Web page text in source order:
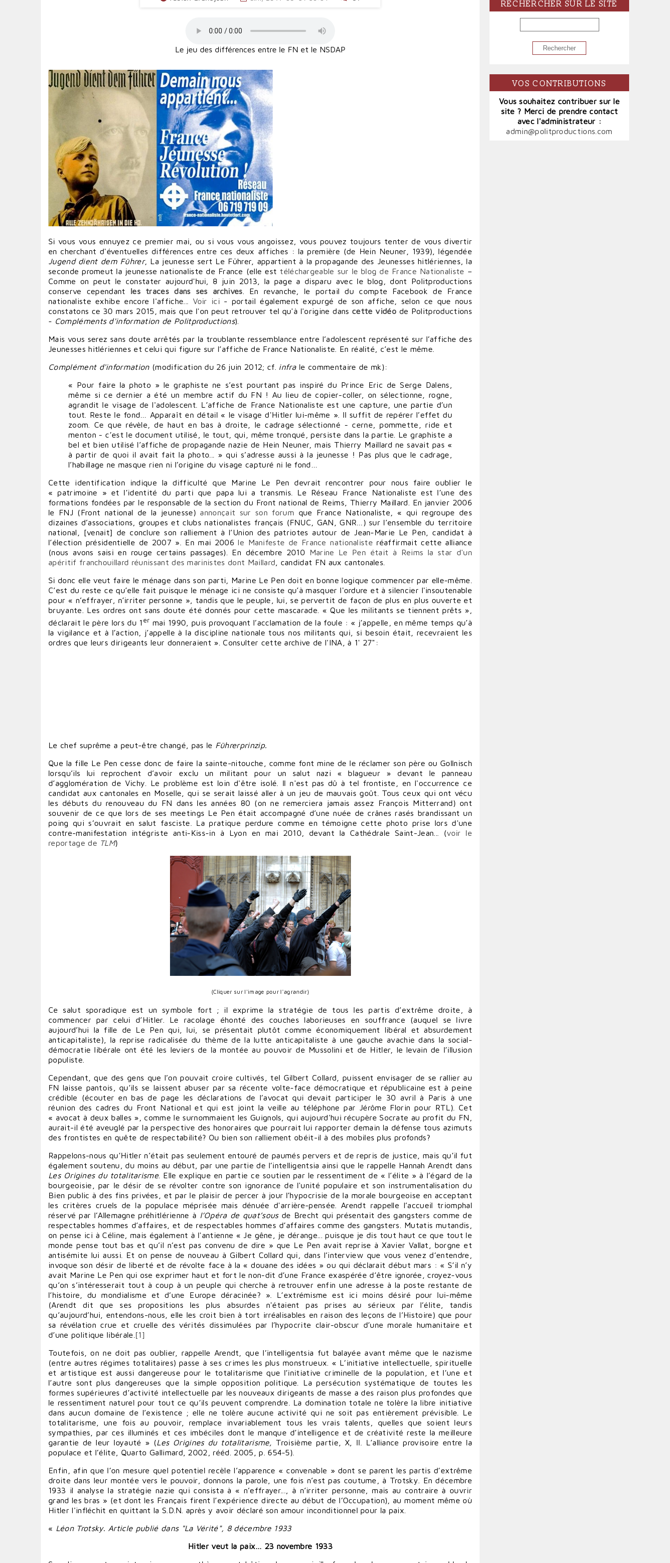
Le jeu des différences entre le FN et le NSDAP
Si vous vous ennuyez ce premier mai, ou si vous vous angoissez, vous pouvez toujours tenter de vous divertir
en cherchant d'éventuelles différences entre ces deux affiches : la première (de Hein Neuner, 1939), légendée
Jugend dient dem Führer, La jeunesse sert Le Führer, appartient à la propagande des Jeunesses hitlériennes, la
seconde promeut la jeunesse nationaliste de France (elle est téléchargeable sur le blog de France Nationaliste –
Comme on peut le constater aujourd'hui, 8 juin 2013, la page a disparu avec le blog, dont Politproductions
conserve cependant les traces dans ses archives . En revanche, le portail du compte Facebook de France
nationaliste exhibe encore l'affiche... Voir ici - portail également expurgé de son affiche, selon ce que nous
constatons ce 30 mars 2015, mais que l'on peut retrouver tel qu'à l'originedans cette vidéo de Politproductions
- Compléments d'information de Politproductions).
Mais vous serez sans doute arrêtés par la troublante ressemblance entre l’adolescent représenté sur l’affiche des
Jeunesses hitlériennes et celui qui figure sur l’affiche de France Nationaliste. En réalité, c’est le même.
Complément d'information(modification du 26 juin 2012; cf. infra le commentaire de mk):
« Pour faire la photo » le graphiste ne s’est pourtant pas inspiré du Prince Eric de Serge Dalens,
même si ce dernier a été un membre actif du FN ! Au lieu de copier-coller, on sélectionne, rogne,
agrandit le visage de l'adolescent. L’affiche de France Nationaliste est une capture, une partie d’un
tout. Reste le fond… Apparaît en détail « le visage d'Hitler lui-même ». Il suffit de repérer l’effet du
zoom. Ce que révèle, de haut en bas à droite, le cadrage sélectionné - cerne, pommette, ride et
menton - c’est le document utilisé, le tout, qui, même tronqué, persiste dans la partie. Le graphiste a
bel et bien utilisé l’affiche de propagande nazie de Hein Neuner, mais Thierry Maillard ne savait pas «
à partir de quoi il avait fait la photo... » qui s’adresse aussi à la jeunesse ! Pas plus que le cadrage,
l’habillage ne masque rien ni l’origine du visage capturé ni le fond…
Cette identification indique la difficulté que Marine Le Pen devrait rencontrer pour nous faire oublier le
« patrimoine » et l’identité du parti que papa lui a transmis. Le Réseau France Nationaliste est l’une des
formations fondées par le responsable de la section du Front national de Reims, Thierry Maillard. En janvier 2006
le FNJ (Front national de la jeunesse)annonçait sur son forum que France Nationaliste, « qui regroupe des
dizaines d’associations, groupes et clubs nationalistes français (FNUC, GAN, GNR…) sur l’ensemble du territoire
national, [venait] de conclure son ralliement à l’Union des patriotes autour de Jean-Marie Le Pen, candidat à
l’élection présidentielle de 2007 ». En mai 2006le Manifeste de France nationaliste réaffirmait cette alliance
(nous avons saisi en rouge certains passages). En décembre 2010 Marine Le Pen était à Reims la star d'un
apéritif franchouillard réunissant des marinistes dont Maillard , candidat FN aux cantonales.
Si donc elle veut faire le ménage dans son parti, Marine Le Pen doit en bonne logique commencer par elle-même.
C’est du reste ce qu’elle fait puisque le ménage ici ne consiste qu’à masquer l'ordure et à silencier l'insoutenable
pour « n’effrayer, n’irriter personne », tandis que le peuple, lui, se pervertit de façon de plus en plus ouverte et
bruyante. Les ordres ont sans doute été donnés pour cette mascarade. « Que les militants se tiennent prêts »,
déclarait le père lors du 1 er mai 1990, puis provoquant l’acclamation de la foule : « j’appelle, en même temps qu’à
la vigilance et à l’action, j’appelle à la discipline nationale tous nos militants qui, si besoin était, recevraient les
ordres que leurs dirigeants leur donneraient ». Consulter cette archive de l'INA, à 1' 27":
Le chef suprême a peut-être changé, pas le Führerprinzip.
Que la fille Le Pen cesse donc de faire la sainte-nitouche, comme font mine de le réclamer son père ouGollnisch
lorsqu’ils lui reprochent d’avoir exclu un militant pour un salut nazi « blagueur » devant le panneau
d’agglomération de Vichy. Le problème est loin d'être isolé. Il n'est pas dû à tel frontiste, en l'occurrence ce
candidat aux cantonales en Moselle, qui se serait laissé aller à un jeu de mauvais goût. Tous ceux qui ont vécu
les débuts du renouveau du FN dans les années 80 (on ne remerciera jamais assez François Mitterrand) ont
souvenir de ce que lors de ses meetings Le Pen était accompagné d’une nuée de crânes rasés brandissant un
poing qui s’ouvrait en salut fasciste. La pratique perdure comme en témoigne cette photo prise lors d'une
contre-manifestation intégriste anti-Kiss-in à Lyon en mai 2010, devant la Cathédrale Saint-Jean... (voir le
reportage de TLM)
(Cliquer sur l'image pour l'agrandir)
Ce salut sporadique est un symbole fort ; il exprime la stratégie de tous les partis d’extrême droite, à
commencer par celui d’Hitler. Le racolage éhonté des couches laborieuses en souffrance (auquel se livre
aujourd’hui la fille de Le Pen qui, lui, se présentait plutôt comme économiquement libéral et absurdement
anticapitaliste), la reprise radicalisée du thème de la lutte anticapitaliste à une gauche avachie dans la social-
démocratie libérale ont été les leviers de la montée au pouvoir de Mussolini et de Hitler, le levain de l’illusion
populiste.
Cependant, que des gens que l’on pouvait croire cultivés, tel Gilbert Collard, puissent envisager de se rallier au
FN laisse pantois, qu’ils se laissent abuser par sa récente volte-face démocratique et républicaine est à peine
crédible (écouter en bas de page les déclarations de l’avocat qui devait participer le 30 avril à Paris à une
réunion des cadres du Front National et qui est joint la veille au téléphone par Jérôme Florin pour RTL). Cet
« avocat à deux balles », comme le surnommaient les Guignols, qui aujourd'hui récupère Socrate au profit du FN,
aurait-il été aveuglé par la perspective des honoraires que pourrait lui rapporter demain la défense tous azimuts
des frontistes en quête de respectabilité? Ou bien son ralliement obéit-il à des mobiles plus profonds?
Rappelons-nous qu’Hitler n’était pas seulement entouré de paumés pervers et de repris de justice, mais qu’il fut
également soutenu, du moins au début, par une partie de l’intelligentsia ainsi que le rappelle Hannah Arendt dans
Les Origines du totalitarisme . Elle explique en partie ce soutien par le ressentiment de « l’élite » à l’égard de la
bourgeoisie, par le désir de se révolter contre son ignorance de l'unité populaire et son instrumentalisation du
Bien public à des fins privées, et par le plaisir de percer à jour l’hypocrisie de la morale bourgeoise en acceptant
les critères cruels de la populace méprisée mais dénuée d'arrière-pensée. Arendt rappelle l’accueil triomphal
réservé par l’Allemagne préhitlérienne à l’Opéra de quat’sous de Brecht qui présentait des gangsters comme de
respectables hommes d’affaires, et de respectables hommes d’affaires comme des gangsters. Mutatis mutandis,
on pense ici à Céline, mais également à l'antienne « Je gêne, je dérange... puisque je dis tout haut ce que tout le
monde pense tout bas et qu’il n’est pas convenu de dire » que Le Pen avait reprise à Xavier Vallat, borgne et
antisémite lui aussi. Et on pense de nouveau à Gilbert Collard qui, dans l’interview que vous venez d’entendre,
invoque son désir de liberté et de révolte face à la « douane des idées » ou qui déclarait début mars : « S’il n’y
avait Marine Le Pen qui ose exprimer haut et fort le non-dit d’une France exaspérée d’être ignorée, croyez-vous
qu’on s’intéresserait tout à coup à un peuple qui cherche à retrouver enfin une adresse à la poste restante de
l’histoire, du mondialisme et d’une Europe déracinée? ». L’extrémisme est ici moins désiré pour lui-même
(Arendt dit que ses propositions les plus absurdes n'étaient pas prises au sérieux par l’élite, tandis
qu’aujourd’hui, entendons-nous, elle les croit bien à tort irréalisables en raison des leçons de l’Histoire) que pour
sa révélation crue et cruelle des vérités dissimulées par l’hypocrite clair-obscur d’une morale humanitaire et
d’une politique libérale. [1]
Toutefois, on ne doit pas oublier, rappelle Arendt, que l’intelligentsia fut balayée avant même que le nazisme
(entre autres régimes totalitaires) passe à ses crimes les plus monstrueux. « L’initiative intellectuelle, spirituelle
et artistique est aussi dangereuse pour le totalitarisme que l’initiative criminelle de la population, et l’une et
l’autre sont plus dangereuses que la simple opposition politique. La persécution systématique de toutes les
formes supérieures d’activité intellectuelle par les nouveaux dirigeants de masse a des raison plus profondes que
le ressentiment naturel pour tout ce qu’ils peuvent comprendre. La domination totale ne tolère la libre initiative
dans aucun domaine de l’existence ; elle ne tolère aucune activité qui ne soit pas entièrement prévisible. Le
totalitarisme, une fois au pouvoir, remplace invariablement tous les vrais talents, quelles que soient leurs
sympathies, par ces illuminés et ces imbéciles dont le manque d’intelligence et de créativité reste la meilleure
garantie de leur loyauté » (Les Origines du totalitarisme, Troisième partie, X, II. L’alliance provisoire entre la
populace et l’élite, Quarto Gallimard, 2002, rééd. 2005, p. 654-5).
Enfin, afin que l’on mesure quel potentiel recèle l’apparence « convenable » dont se parent les partis d’extrême
droite dans leur montée vers le pouvoir, donnons la parole, une fois n’est pas coutume, à Trotsky. En décembre
1933 il analyse la stratégie nazie qui consista à « n’effrayer..., à n’irriter personne, mais au contraire à ouvrir
grand les bras » (et dont les Français firent l’expérience directe au début de l’Occupation), au moment même où
Hitler l'infléchit en quittant la S.D.N. après y avoir déclaré son amour inconditionnel pour la paix.
« Léon Trotsky. Article publié dans "La Vérité", 8 décembre 1933
Hitler veut la paix… 23 novembre 1933
RECHERCHER SUR LE SITE
RECHERCHER
VOS CONTRIBUTIONS
Vous souhaitez contribuer sur le
site ? Merci de prendre contact
avec l'administrateur :
admin@politproductions.com